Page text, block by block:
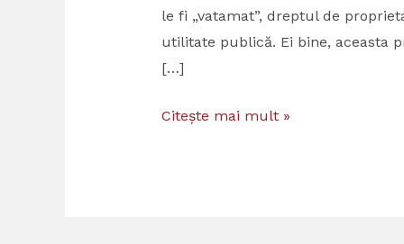
le fi „vatamat”, dreptul de
utilitate publică. Ei bine, aceasta
[…]
Citește mai mult »